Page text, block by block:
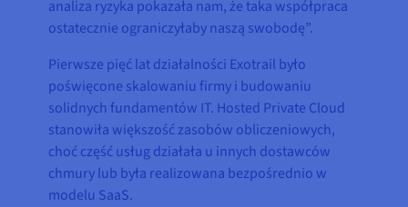
analiza ryzyka pokazała nam, że taka współpraca
ostatecznie ograniczyłaby naszą swobodę”.
Pierwsze pięć lat działalności Exotrail było
poświęcone skalowaniu firmy i budowaniu
solidnych fundamentów IT. Hosted Private Cloud
stanowiła większość zasobów obliczeniowych,
choć część usług działała u innych dostawców
chmury lub była realizowana bezpośrednio w
modelu SaaS.